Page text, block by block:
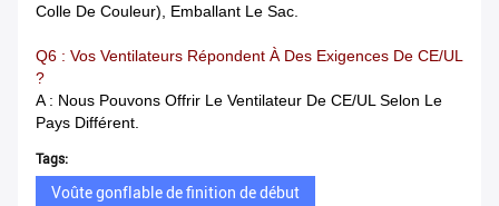
Colle De Couleur), Emballant Le Sac.
Q6 : Vos Ventilateurs Répondent À Des Exigences De CE/UL
?
A : Nous Pouvons Offrir Le Ventilateur De CE/UL Selon Le
Pays Différent.
Tags:
Voûte gonflable de finition de début